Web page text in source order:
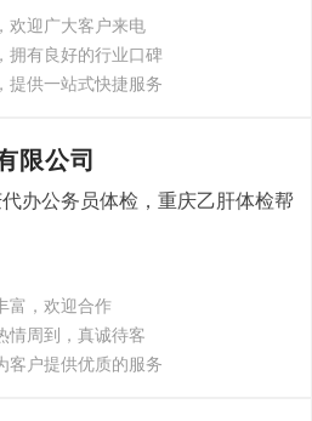
欢迎广大客户来电
拥有良好的行业口碑
提供一站式快捷服务
限公司
办公务员体检，重庆乙肝体检帮
富，欢迎合作
情周到，真诚待客
客户提供优质的服务